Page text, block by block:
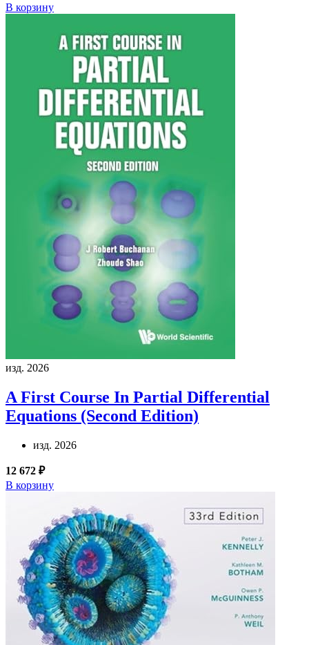
В корзину
изд. 2026
A First Course In Partial Differential
Equations (Second Edition)
изд. 2026
12 672 ₽
В корзину